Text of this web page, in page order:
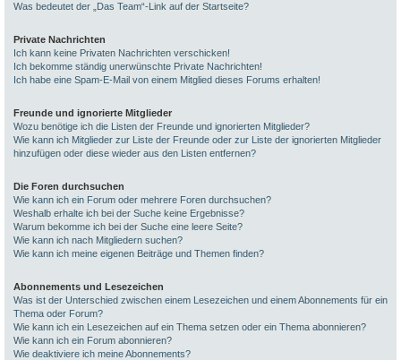
Was bedeutet der „Das Team“-Link auf der Startseite?
Private Nachrichten
Ich kann keine Privaten Nachrichten verschicken!
Ich bekomme ständig unerwünschte Private Nachrichten!
Ich habe eine Spam-E-Mail von einem Mitglied dieses Forums erhalten!
Freunde und ignorierte Mitglieder
Wozu benötige ich die Listen der Freunde und ignorierten Mitglieder?
Wie kann ich Mitglieder zur Liste der Freunde oder zur Liste der ignorierten Mitglieder
hinzufügen oder diese wieder aus den Listen entfernen?
Die Foren durchsuchen
Wie kann ich ein Forum oder mehrere Foren durchsuchen?
Weshalb erhalte ich bei der Suche keine Ergebnisse?
Warum bekomme ich bei der Suche eine leere Seite?
Wie kann ich nach Mitgliedern suchen?
Wie kann ich meine eigenen Beiträge und Themen finden?
Abonnements und Lesezeichen
Was ist der Unterschied zwischen einem Lesezeichen und einem Abonnements für ein
Thema oder Forum?
Wie kann ich ein Lesezeichen auf ein Thema setzen oder ein Thema abonnieren?
Wie kann ich ein Forum abonnieren?
Wie deaktiviere ich meine Abonnements?